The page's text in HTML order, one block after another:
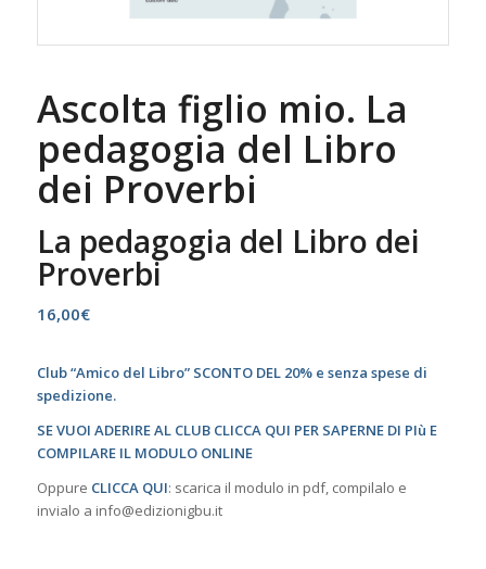
Ascolta figlio mio. La
pedagogia del Libro
dei Proverbi
La pedagogia del Libro dei
Proverbi
16,00€
Club“Amico del Libro”SCONTO DEL 20% e senza spese di
spedizione.
SE VUOI ADERIRE AL CLUB CLICCA QUI PER SAPERNE DI PIù E
COMPILARE IL MODULO ONLINE
Oppure CLICCA QUI: scarica il modulo in pdf, compilalo e
invialo a info@edizionigbu.it